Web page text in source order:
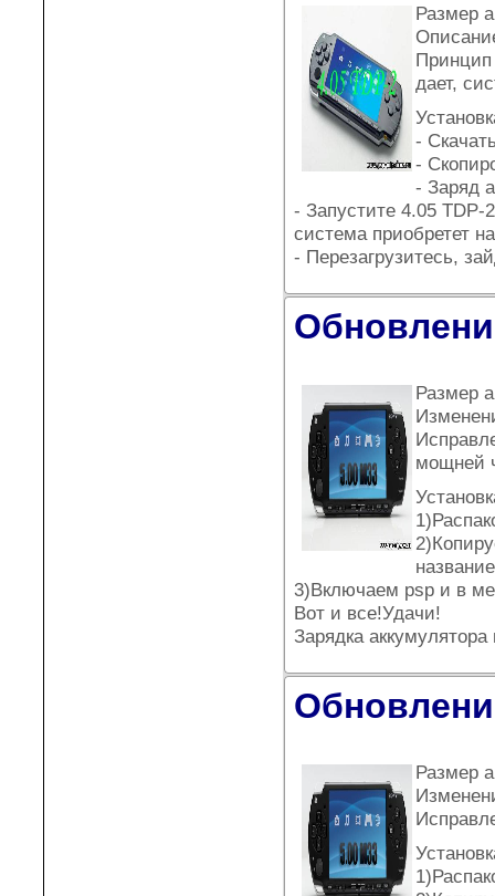
Размер
дает,
-
-
- Заряд
- Запустите 4.05 TDP-
система приобретет
- Перезагрузитесь,
Размер
мощней
3)Включаем psp и в
Вот и все!Удачи!
Зарядка
Размер